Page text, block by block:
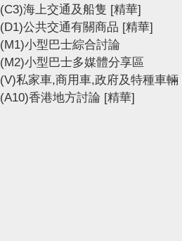
(C3)海上交通及船隻 [精華]
(D1)公共交通有關商品 [精華]
(M1)小型巴士綜合討論
(M2)小型巴士多媒體分享區
(V)私家車,商用車,政府及特種車輛
(A10)香港地方討論 [精華]